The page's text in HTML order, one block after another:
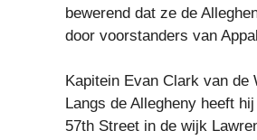
bewerend dat ze de
door voorstanders van
Kapitein Evan Clark van de
Langs de Allegheny heeft
57th Street in de wijk